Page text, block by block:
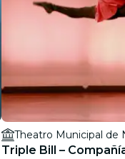
Theatro Municipal de
Triple Bill –